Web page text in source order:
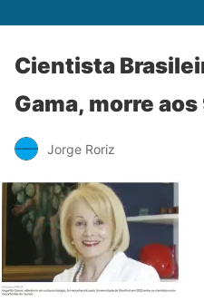
Cientista
Gama, morre
Jorge Roriz